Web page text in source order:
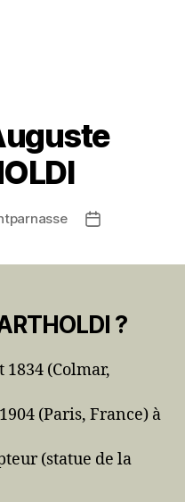
Date
?
1834 (Colmar,
(Paris, France) à
(statue de la